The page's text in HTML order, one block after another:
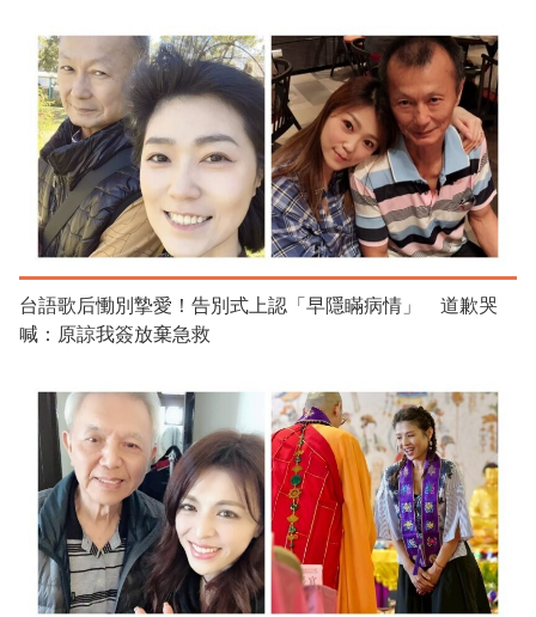
台語歌后慟別摯愛！告別式上認「早隱瞞病情」 道歉哭
喊：原諒我簽放棄急救